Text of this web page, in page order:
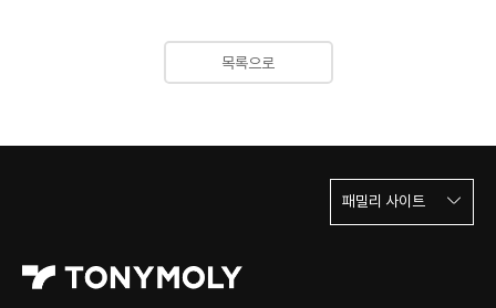
목록으로
패밀리 사이트